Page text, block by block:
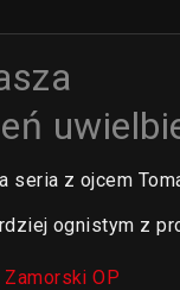
seria z ojcem
ognistym z
OP